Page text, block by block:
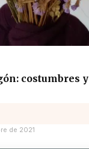
costumbres y
de 2021